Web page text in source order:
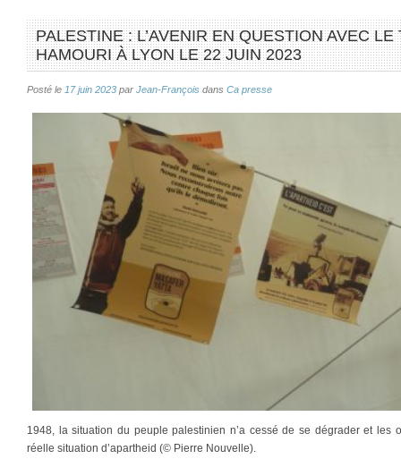
PALESTINE : L’AVENIR EN QUESTION AVEC
HAMOURI À LYON LE 22 JUIN 2023
Posté le 17 juin 2023 par Jean-François dans Ca presse
1948, la situation du peuple palestinien n’a cessé de se dégrader et les
réelle situation d’apartheid (© Pierre Nouvelle).